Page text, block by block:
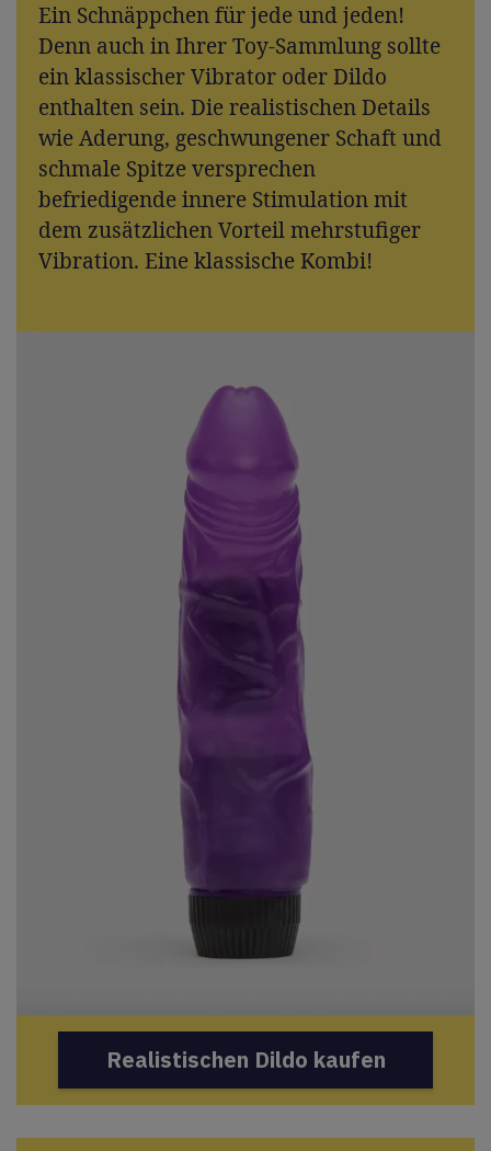
Ein Schnäppchen für jede und jeden!
Denn auch in Ihrer Toy-Sammlung sollte
ein klassischer Vibrator oder Dildo
enthalten sein. Die realistischen Details
wie Aderung, geschwungener Schaft und
schmale Spitze versprechen
befriedigende innere Stimulation mit
dem zusätzlichen Vorteil mehrstufiger
Vibration. Eine klassische Kombi!
Realistischen Dildo kaufen